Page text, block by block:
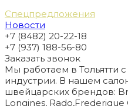
Спецпредложения
Новости
+7 (8482) 20-22-18
+7 (937) 188-56-80
Заказать звонок
Мы работаем в Тольятти
индустрии. В нашем
швейцарских брендов:
Longines, Rado,Frederique